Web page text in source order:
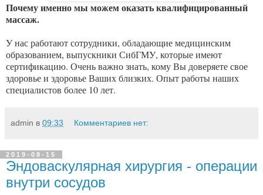
Почему именно мы можем оказать квалифицированный
массаж.
У нас работают сотрудники, обладающие медицинским
образованием, выпускники СибГМУ, которые имеют
сертификацию. Очень важно знать, кому Вы доверяете свое
здоровье и здоровье Ваших близких. Опыт работы наших
специалистов более 10 лет.
admin в 09:33 Комментариев нет:
2019-08-15
Эндоваскулярная хирургия - операции
внутри сосудов